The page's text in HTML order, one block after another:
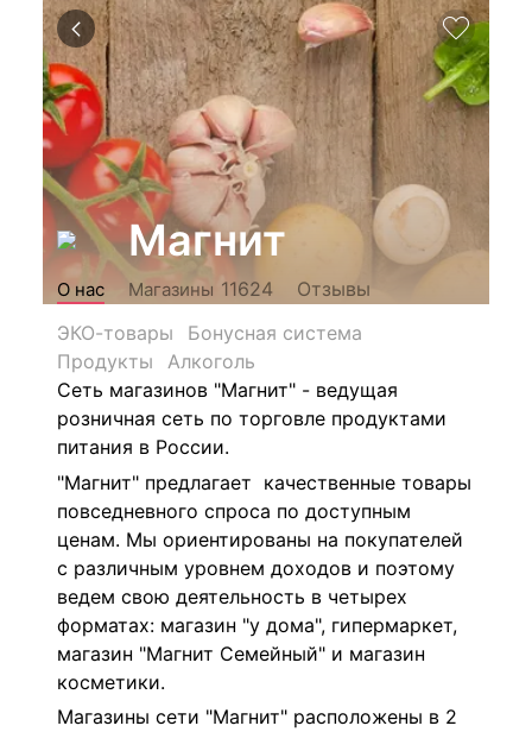
Магнит
О нас Магазины 11624
Отзывы
ЭКО-товары
Бонусная система
Продукты
Алкоголь
Сеть магазинов "Магнит" - ведущая
розничная сеть по торговле продуктами
питания в России.
"Магнит" предлагает качественные товары
повседневного спроса по доступным
ценам. Мы ориентированы на покупателей
с различным уровнем доходов и поэтому
ведем свою деятельность в четырех
форматах: магазин "у дома", гипермаркет,
магазин "Магнит Семейный" и магазин
косметики.
Магазины сети "Магнит" расположены в 2